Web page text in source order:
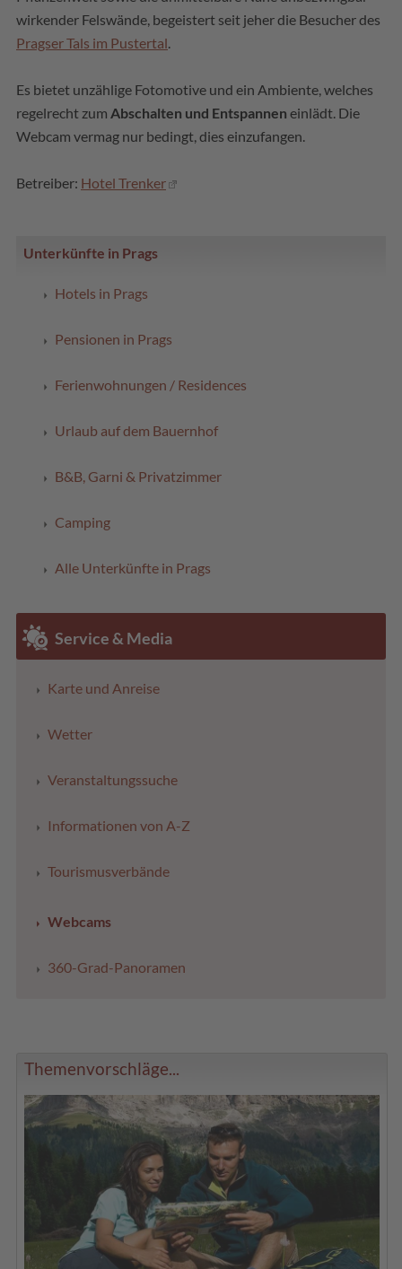
wirkender Felswände, begeistert seit jeher die Besucher des
Pragser Tals im Pustertal
Es bietet unzählige Fotomotive und ein Ambiente, welches
regelrecht zum Abschalten und Entspannen einlädt. Die
Webcam vermag nur bedingt, dies einzufangen.
Betreiber: Hotel Trenker
Unterkünfte in Prags
Hotels in Prags
Pensionen in Prags
Ferienwohnungen / Residences
Urlaub auf dem Bauernhof
B&B, Garni & Privatzimmer
Camping
Alle Unterkünfte in Prags
Service & Media
Karte und Anreise
Wetter
Veranstaltungssuche
Informationen von A-Z
Tourismusverbände
Webcams
360-Grad-Panoramen
Themenvorschläge...